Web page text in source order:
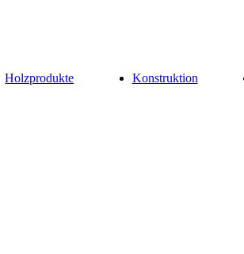
Holzprodukte Konstruktion